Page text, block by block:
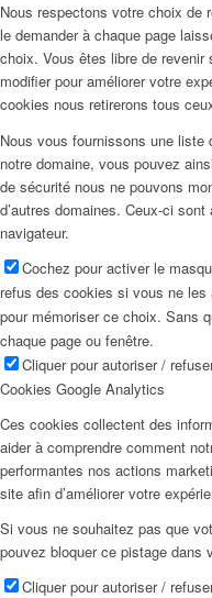
Nous respectons votre choix de
le demander à chaque page
choix. Vous êtes libre de
modifier pour améliorer votre
cookies nous retirerons tous
Nous vous fournissons une
notre domaine, vous pouvez
de sécurité nous ne pouvons
d’autres domaines. Ceux-ci
navigateur.
Cochez pour activer le
refus des cookies si vous ne
pour mémoriser ce choix. Sans
chaque page ou fenêtre.
Cliquer pour autoriser /
Cookies Google Analytics
Ces cookies collectent des
aider à comprendre comment
performantes nos actions
site afin d’améliorer votre
Si vous ne souhaitez pas que
pouvez bloquer ce pistage dans
Cliquer pour autoriser /